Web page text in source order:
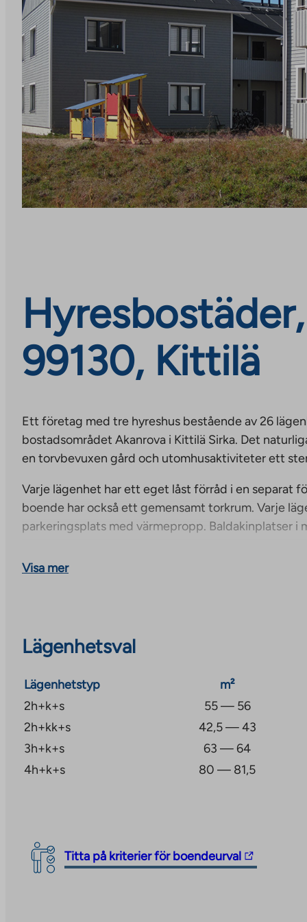
99130, Kittilä
Ett företag med tre hyreshus bestående av 26
bostadsområdet Akanrova i Kittilä Sirka. Det
en torvbevuxen gård och utomhusaktiviteter ett
Varje lägenhet har ett eget låst förråd i en separat
boende har också ett gemensamt torkrum. Varje
parkeringsplats med värmepropp. Baldakinplatser i
Objektets uppvärmning är geotermisk.
Levi-tjänster 4,7 km och Kittilä-tjänster 23,4 km bort.
Visa mer
Lägenhetsval
Lägenhetstyp m²
2h+k+s
55 — 56
2h+kk+s
42,5 — 43
3h+k+s
63 — 64
4h+k+s
80 — 81,5
Titta på kriterier för boendeurval
The